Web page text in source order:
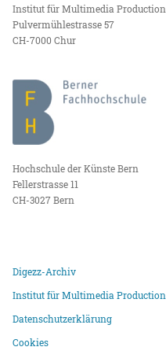
Institut für Multimedia Production
Pulvermühlestrasse 57
CH-7000 Chur
Hochschule der Künste Bern
Fellerstrasse 11
CH-3027 Bern
Digezz-Archiv
Institut für Multimedia Production
Datenschutzerklärung
Cookies